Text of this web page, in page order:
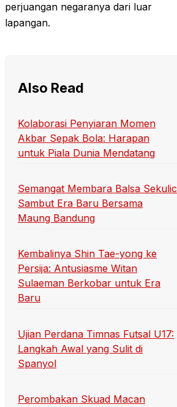
perjuangan negaranya dari luar
lapangan.
Also Read
Kolaborasi Penyiaran Momen
Akbar Sepak Bola: Harapan
untuk Piala Dunia Mendatang
Semangat Membara Balsa Sekulic
Sambut Era Baru Bersama
Maung Bandung
Kembalinya Shin Tae-yong ke
Persija: Antusiasme Witan
Sulaeman Berkobar untuk Era
Baru
Ujian Perdana Timnas Futsal U17:
Langkah Awal yang Sulit di
Spanyol
Perombakan Skuad Macan